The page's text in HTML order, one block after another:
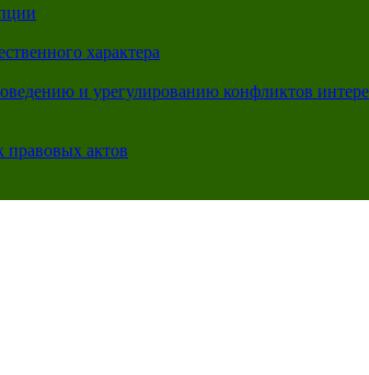
характера
и урегулированию конфликтов
правовых актов